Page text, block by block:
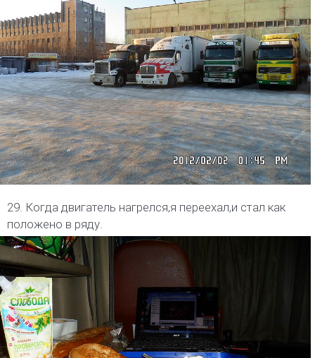
29. Когда двигатель нагрелся,я переехал,и стал как
положено в ряду.